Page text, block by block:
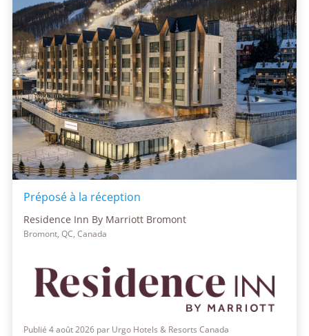
Préposé à la réception
Residence Inn By Marriott Bromont
Bromont, QC, Canada
Publié 4 août 2026 par Urgo Hotels & Resorts Canada